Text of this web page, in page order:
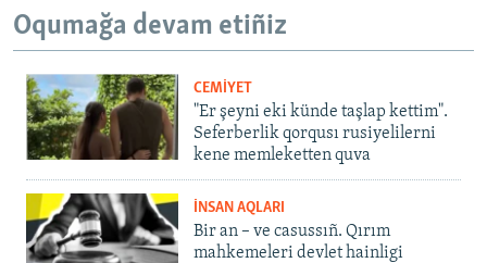
Oqumağa devam etiñiz
CEMİYET
"Er şeyni eki künde taşlap kettim".
Seferberlik qorqusı rusiyelilerni
kene memleketten quva
İNSAN AQLARI
Bir an – ve casussıñ. Qırım
mahkemeleri devlet hainligi